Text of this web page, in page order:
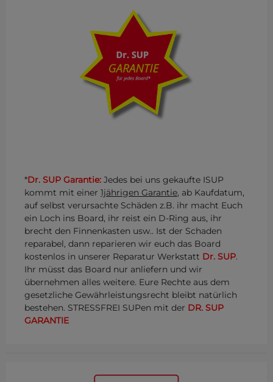
*Dr. SUP Garantie: Jedes bei uns gekaufte ISUP
kommt mit einer 1jährigen Garantie, ab Kaufdatum,
auf selbst verursachte Schäden z.B. ihr macht Euch
ein Loch ins Board, ihr reist ein D-Ring aus, ihr
brecht den Finnenkasten usw.. Ist der Schaden
reparabel, dann reparieren wir euch das Board
kostenlos in unserer Reparatur Werkstatt Dr. SUP.
Ihr müsst das Board nur anliefern und wir
übernehmen alles weitere. Eure Rechte aus dem
gesetzliche Gewährleistungsrecht bleibt natürlich
bestehen. STRESSFREI SUPen mit der DR. SUP
GARANTIE